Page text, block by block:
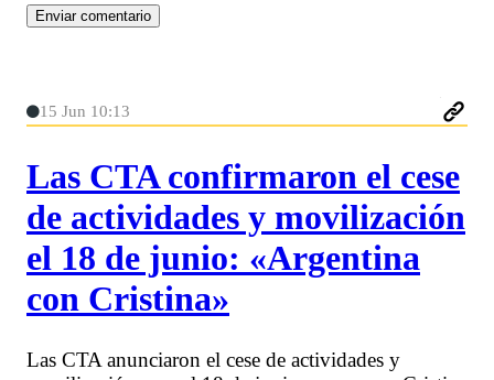
15 Jun 10:13
Las CTA confirmaron el cese
de actividades y movilización
el 18 de junio: «Argentina
con Cristina»
Las CTA anunciaron el cese de actividades y